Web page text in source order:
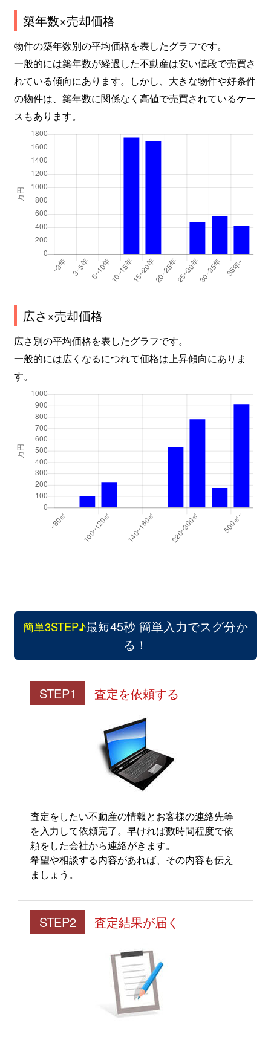
築年数×売却価格
物件の築年数別の平均価格を表したグラフです。
一般的には築年数が経過した不動産は安い値段で売買さ
れている傾向にあります。しかし、大きな物件や好条件
の物件は、築年数に関係なく高値で売買されているケー
スもあります。
広さ×売却価格
広さ別の平均価格を表したグラフです。
一般的には広くなるにつれて価格は上昇傾向にありま
す。
簡単3STEP♪最短45秒 簡単入力でスグ分か
る！
STEP1 査定を依頼する
査定をしたい不動産の情報とお客様の連絡先等
を入力して依頼完了。早ければ数時間程度で依
頼をした会社から連絡がきます。
希望や相談する内容があれば、その内容も伝え
ましょう。
STEP2 査定結果が届く